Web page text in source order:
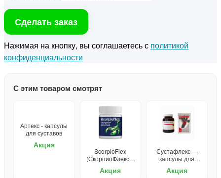
Сделать заказ
Нажимая на кнопку, вы соглашаетесь с политикой
конфиденциальности
С этим товаром смотрят
Артекс - капсулы
для суставов
Акция
ScorpioFlex
(СкорпиоФлекс) -
суставов
Акция
Сустафлекс —
капсулы для
Акция